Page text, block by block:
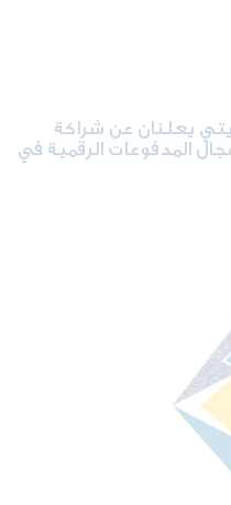
يعلنان عن شراكة
المدفوعات الرقمية في